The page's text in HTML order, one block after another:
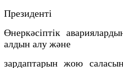
Президенті
Өнеркәсіптік
алдын алу және
зардаптарын жою